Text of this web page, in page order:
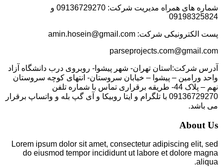
شماره های همراه مدیریت شرکت: 09136729270 و
09198325824
پست الکترونیکی شرکت: amin.hosein@gmail.com
parseprojects.com@gmail.com
آدرس شرکت:استان تهران- شهر پیشوا- روبروی درب دانشگاه آزاد
واحد ورامین – پیشوا – خیابان سروستان- انتهای کوچه سروستان
نهم – پلاک 44- طریقه برقراری تماس با شماره تلفن
09136729270 با تلگرام و ایتا روبیکا و آی گپ بله و واتساپ برقرار
می باشد.
About Us
Lorem ipsum dolor sit amet, consectetur adipiscing elit, sed
do eiusmod tempor incididunt ut labore et dolore magna
aliqua.